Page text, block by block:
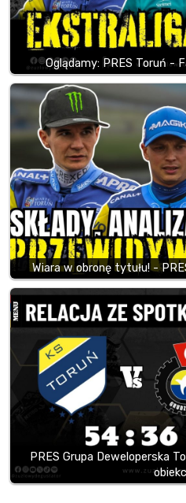
Oglądamy: PRES Toruń -
Wiara w obronę tytułu! -
PRES Grupa Deweloperska